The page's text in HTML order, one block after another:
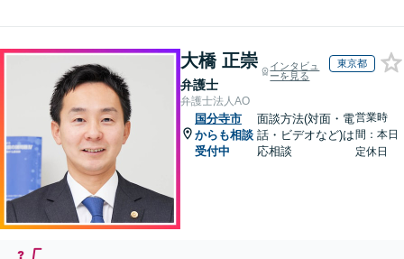
大橋 正崇
弁護士
インタビュ
ーを見る
東京都
弁護士法人AO
国分寺市
からも相談
受付中
面談方法(対面・電
話・ビデオなど)は
応相談
営業時
間：本日
定休日